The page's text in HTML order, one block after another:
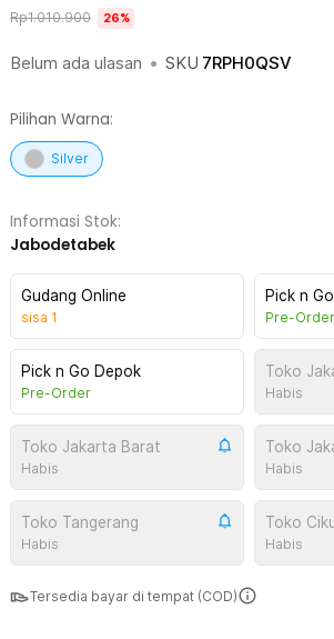
Belum ada ulasan • SKU 7RPH0QSV
Rp1.010.900 26%
Pilihan Warna:
Silver
Informasi Stok:
Jabodetabek
Gudang Online
sisa 1
Pick n
Pre-Order
Pick n Go Depok
Pre-Order
Toko
Habis
Toko Jakarta Barat
Habis
Toko
Habis
Toko Tangerang
Habis
Toko
Habis
Tersedia bayar di tempat (COD)